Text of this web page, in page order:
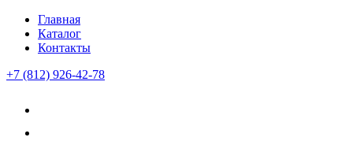
Главная
Каталог
Контакты
+7 (812) 926-42-78